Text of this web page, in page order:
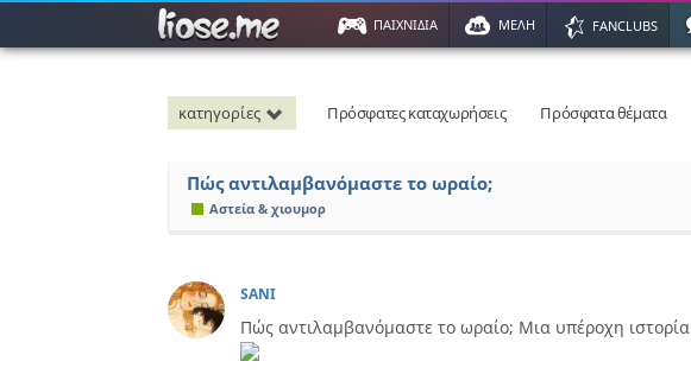
ΠΑΙΧΝΙΔΙΑ ΜΕΛΗ FANCLUBS
κατηγορίες Πρόσφατες καταχωρήσεις Πρόσφατα θέματα
Πώς αντιλαμβανόμαστε το ωραίο;
Αστεία & χιουμορ
SANI
Πώς αντιλαμβανόμαστε το ωραίο; Μια υπέροχη ιστορία